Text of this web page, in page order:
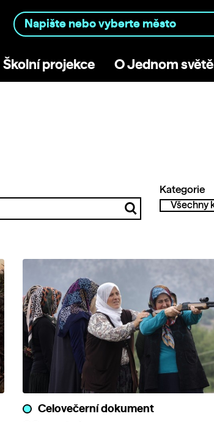
Školní projekce O Jednom světě
Kategorie
Celovečerní dokument